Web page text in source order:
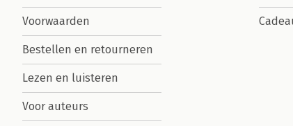
Voorwaarden
Bestellen en retourneren
Lezen en luisteren
Voor auteurs